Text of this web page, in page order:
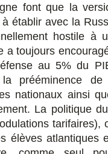
font que la
établir avec la
hostile à
a toujours
au 5% du
la prééminence
nationaux ainsi
La politique
tarifaires),
élèves atlantiques